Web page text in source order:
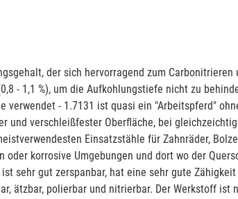
der sich hervorragend zum Carbonitrieren
- 1,1 %), um die Aufkohlungstiefe nicht zu
- 1.7131 ist quasi ein "Arbeitspferd"
und verschleißfester Oberfläche, bei
Einsatzstähle für Zahnräder,
korrosive Umgebungen und dort wo der
sehr gut zerspanbar, hat eine sehr gute Zähigkeit
ätzbar, polierbar und nitrierbar. Der Werkstoff ist